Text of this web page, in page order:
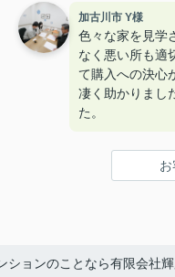
加古川市 Y様
色々な家を見学
なく悪い所も適
て購入への決心
凄く助かりまし
た。
ションのことなら有限会社